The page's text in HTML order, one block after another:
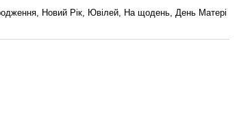
Новий Рік, Ювілей, На щодень, День Матері